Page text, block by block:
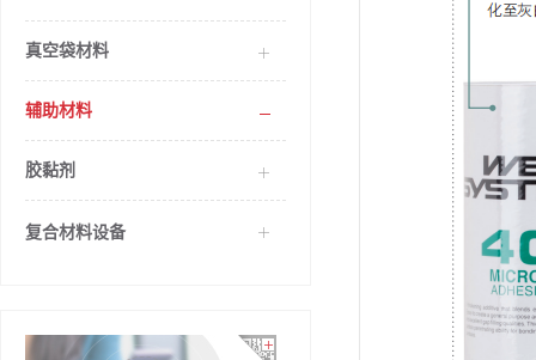
真空袋材料
辅助材料
胶黏剂
复合材料设备